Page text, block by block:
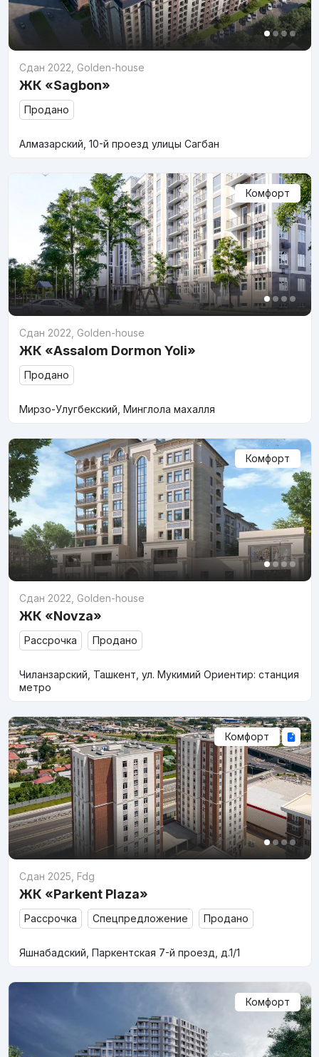
Сдан 2022 Golden-house
ЖК «Sagbon»
Продано
Алмазарский, 10-й проезд улицы Сагбан
Комфорт
Сдан 2022 Golden-house
ЖК «Assalom Dormon Yoli»
Продано
Мирзо-Улугбекский, Минглола махалля
Комфорт
Сдан 2022 Golden-house
ЖК «Novza»
Рассрочка Продано
Чиланзарский, Ташкент, ул. Мукимий Ориентир: станция
метро
Комфорт
Сдан 2025 Fdg
ЖК «Parkent Plaza»
Рассрочка Спецпредложение Продано
Яшнабадский, Паркентская 7-й проезд, д.1/1
Комфорт